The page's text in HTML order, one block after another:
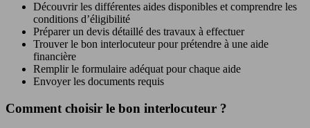
Découvrir les différentes aides disponibles et comprendre les
conditions d’éligibilité
Préparer un devis détaillé des travaux à effectuer
Trouver le bon interlocuteur pour prétendre à une aide
financière
Remplir le formulaire adéquat pour chaque aide
Envoyer les documents requis
Comment choisir le bon interlocuteur ?